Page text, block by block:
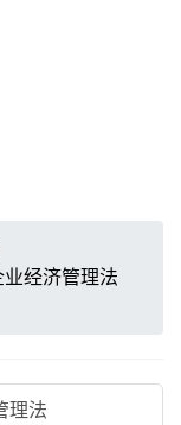
业经济管理法
理法